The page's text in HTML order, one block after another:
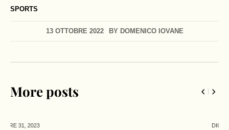
SPORTS
13 OTTOBRE 2022 BY DOMENICO IOVANE
More posts
DICEMBRE 24,